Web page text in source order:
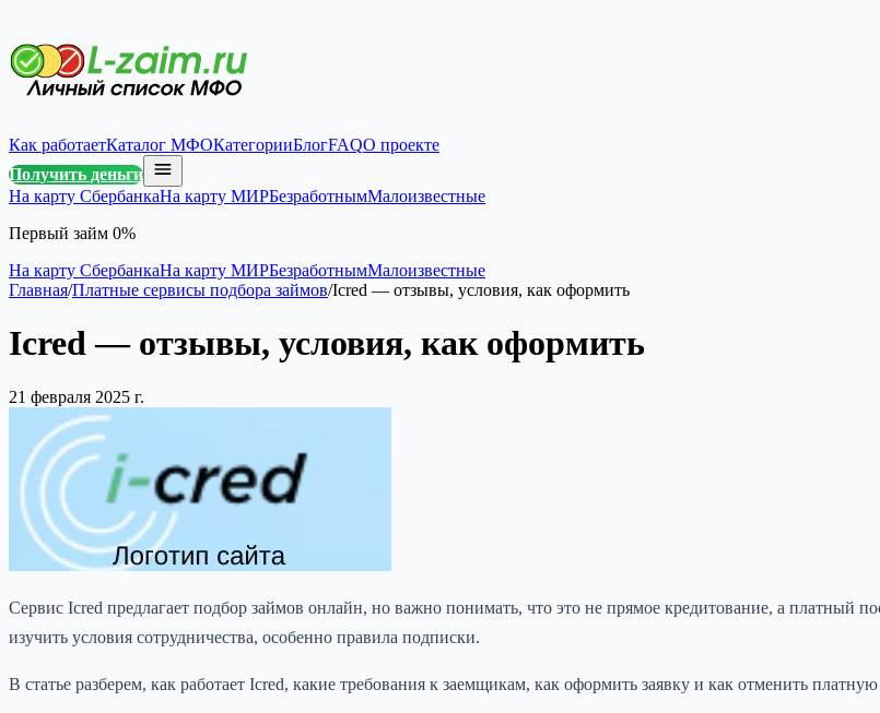
Как работаетКаталог МФОКатегорииБлогFAQО проекте
Получить деньги
На карту СбербанкаНа карту МИРБезработнымМалоизвестные
Первый займ 0%
На карту СбербанкаНа карту МИРБезработнымМалоизвестные
Главная/Платные сервисы подбора займов/Icred — отзывы, условия, как оформить
Icred — отзывы, условия, как оформить
21 февраля 2025 г.
Сервис Icred предлагает подбор займов онлайн, но важно понимать, что это не прямое кредитование, а платный
изучить условия сотрудничества, особенно правила подписки.
В статье разберем, как работает Icred, какие требования к заемщикам, как оформить заявку и как отменить